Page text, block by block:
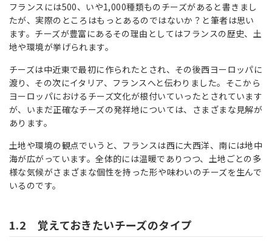
フランスには500、いや1,000種類ものチーズがあると書きまし
たが、実際のところはもっとあるのではないか？と筆者は思い
ます。チーズが豊富にあるその理由としてはフランスの歴史、土
地や環境が挙げられます。
チーズは中近東で最初に作られたとされ、その後西ヨーロッパに
渡り、その次にイタリア、フランスへと伝わりました。そこから
ヨーロッパにおけるチーズ文化が根付いていったとされています
が、いまだ正確なチーズの発祥地については、さまざまな見解が
あります。
土地や環境の観点でいうと、フランスは西に大西洋、南には地中
海が広がっています。全体的には温暖でありつつ、土地ごとの多
様な気候がさまざまな個性を持った形や味わいのチーズを生んで
いるのです。
1.2 覚えておきたいチーズのタイプ